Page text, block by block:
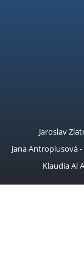
Jaroslav
Jana Antropiusová
Klaudia Al